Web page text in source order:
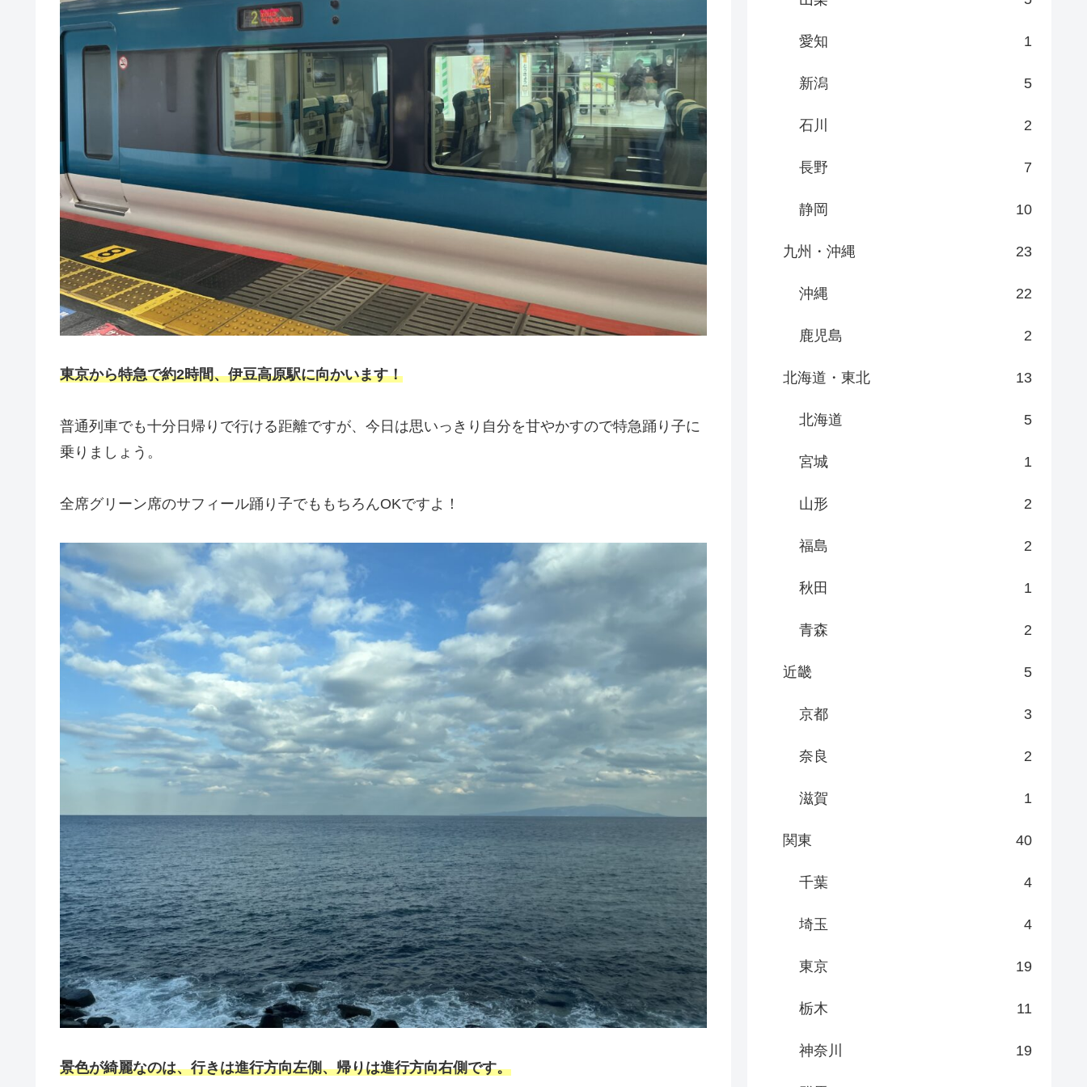
東京から特急で約2時間、伊豆高原駅に向かいます！
普通列車でも十分日帰りで行ける距離ですが、今日は思いっきり自分を甘やかすので特急踊り子に
乗りましょう。
全席グリーン席のサフィール踊り子でももちろんOKですよ！
景色が綺麗なのは、行きは進行方向左側、帰りは進行方向右側です。
愛知 1
新潟 5
石川 2
長野 7
静岡 10
九州・沖縄 23
沖縄 22
鹿児島 2
北海道・東北 13
北海道 5
宮城 1
山形 2
福島 2
秋田 1
青森 2
近畿 5
京都 3
奈良 2
滋賀 1
関東 40
千葉 4
埼玉 4
東京 19
栃木 11
神奈川 19